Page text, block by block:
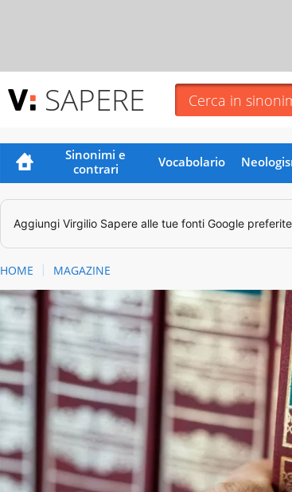
SAPERE
Sinonimi e
contrari
Vocabolario
Aggiungi Virgilio Sapere alle tue fonti Google preferite
HOME MAGAZINE